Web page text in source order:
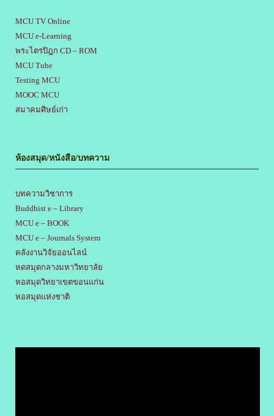
MCU TV Online
MCU e-Learning
พระไตรปิฎก CD – ROM
MCU Tube
Testing MCU
MOOC MCU
สมาคมศิษย์เก่า
ห้องสมุด/หนังสือ/บทความ
บทความวิชาการ
Buddhist e – Library
MCU e – BOOK
MCU e – Journals System
คลังงานวิจัยออนไลน์
หดสมุดกลางมหาวิทยาลัย
หอสมุดวิทยาเขตขอนแก่น
หอสมุดแห่งชาติ